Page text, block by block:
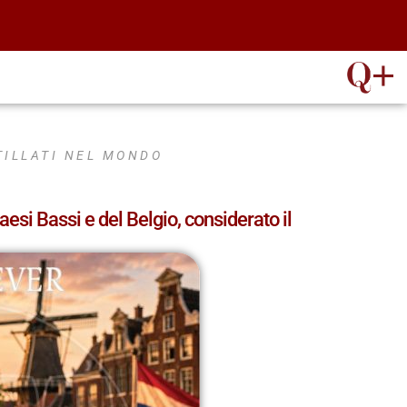
NEL MONDO
Bassi e del Belgio, considerato il